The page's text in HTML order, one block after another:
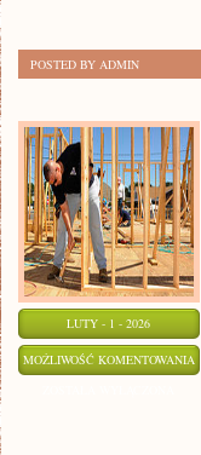
POSTED BY ADMIN
LUTY - 1 - 2026
MOŻLIWOŚĆ KOMENTOWANIA